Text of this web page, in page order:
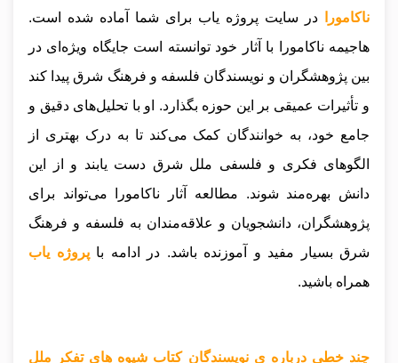
ناکامورا در سایت پروژه یاب برای شما آماده شده است.
هاجیمه ناکامورا با آثار خود توانسته است جایگاه ویژه‌ای در
بین پژوهشگران و نویسندگان فلسفه و فرهنگ شرق پیدا کند
و تأثیرات عمیقی بر این حوزه بگذارد. او با تحلیل‌های دقیق و
جامع خود، به خوانندگان کمک می‌کند تا به درک بهتری از
الگوهای فکری و فلسفی ملل شرق دست یابند و از این
دانش بهره‌مند شوند. مطالعه آثار ناکامورا می‌تواند برای
پژوهشگران، دانشجویان و علاقه‌مندان به فلسفه و فرهنگ
شرق بسیار مفید و آموزنده باشد. در ادامه با پروژه یاب
همراه باشید.
چند خطی درباره ی نویسندگان کتاب شیوه های تفکر ملل